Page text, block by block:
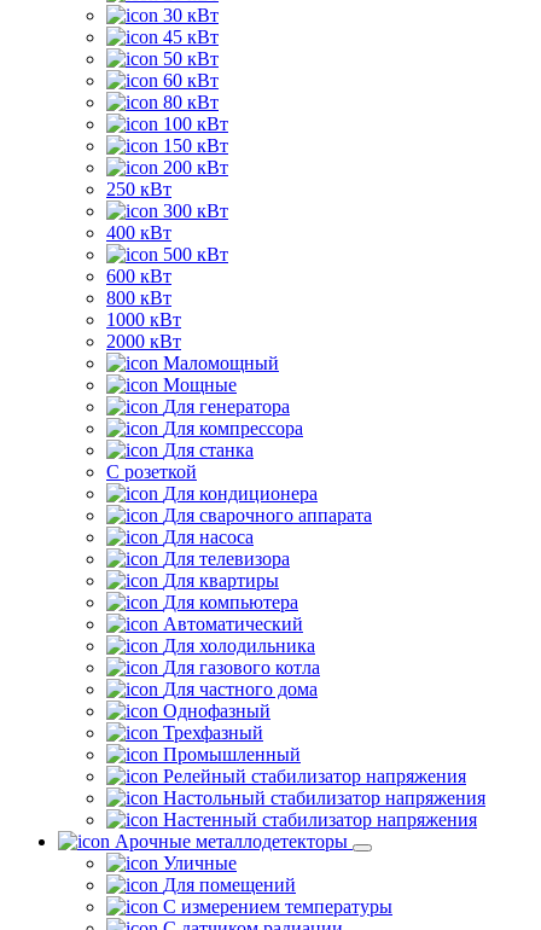
30 кВт
45 кВт
50 кВт
60 кВт
80 кВт
100 кВт
150 кВт
200 кВт
250 кВт
300 кВт
400 кВт
500 кВт
600 кВт
800 кВт
1000 кВт
2000 кВт
Маломощный
Мощные
Для генератора
Для компрессора
Для станка
C розеткой
Для кондиционера
Для сварочного аппарата
Для насоса
Для телевизора
Для квартиры
Для компьютера
Автоматический
Для холодильника
Для газового котла
Для частного дома
Однофазный
Трехфазный
Промышленный
Релейный стабилизатор напряжения
Настольный стабилизатор напряжения
Настенный стабилизатор напряжения
Арочные металлодетекторы
Уличные
Для помещений
С измерением температуры